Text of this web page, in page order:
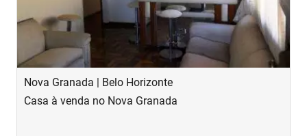
Nova Granada | Belo Horizonte
Casa à venda no Nova Granada